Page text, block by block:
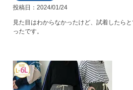
投稿日 2024/01/24
見た目はわからなかったけど、試着したら
ったです。